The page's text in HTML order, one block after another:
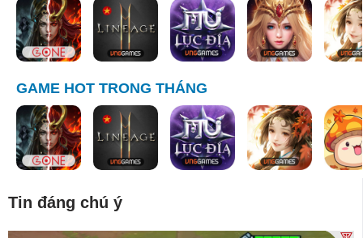
GAME HOT TRONG THÁNG
Tin đáng chú ý